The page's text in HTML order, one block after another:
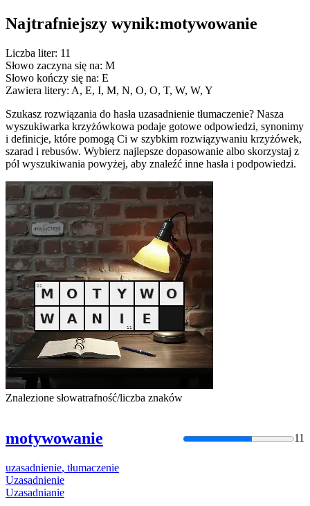
Najtrafniejszy wynik:motywowanie
Liczba liter: 11
Słowo zaczyna się na: M
Słowo kończy się na: E
Zawiera litery: A, E, I, M, N, O, O, T, W, W, Y
Szukasz rozwiązania do hasła uzasadnienie tłumaczenie? Nasza
wyszukiwarka krzyżówkowa podaje gotowe odpowiedzi, synonimy
i definicje, które pomogą Ci w szybkim rozwiązywaniu krzyżówek,
szarad i rebusów. Wybierz najlepsze dopasowanie albo skorzystaj z
pól wyszukiwania powyżej, aby znaleźć inne hasła i podpowiedzi.
Znalezione słowatrafność/liczba znaków
motywowanie 11
uzasadnienie, tłumaczenie
Uzasadnienie
Uzasadnianie